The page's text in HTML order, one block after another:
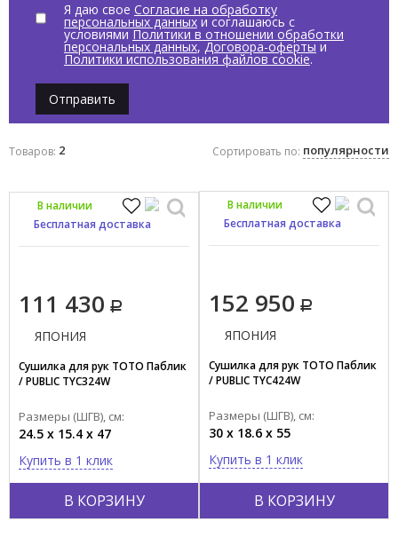
Я даю свое Согласие на обработку
персональных данныхи соглашаюсь с
условиями Политики в отношении обработки
персональных данных, Договора-оферты и
Политики использования файлов cookie.
Отправить
Товаров: 2 Сортировать по: популярности
111 430
В КОРЗИНУ
ЯПОНИЯ
Сушилка для рук TOTO Паблик
/ PUBLIC TYC324W
Размеры (ШГВ), см:
24.5 x 15.4 x 47
Купить в 1 клик
В наличии
Бесплатная доставка
152 950
В КОРЗИНУ
ЯПОНИЯ
Сушилка для рук TOTO Паблик
/ PUBLIC TYC424W
Размеры (ШГВ), см:
30 x 18.6 x 55
Купить в 1 клик
В наличии
Бесплатная доставка